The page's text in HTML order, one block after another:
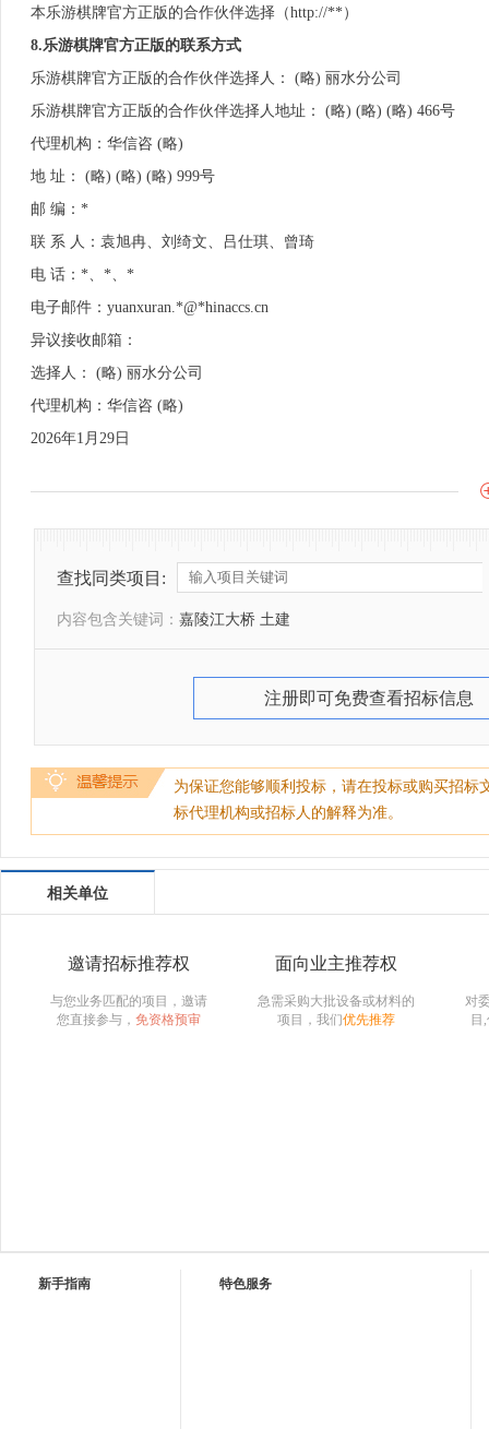
本乐游棋牌官方正版的合作伙伴选择（http://**）
8.乐游棋牌官方正版的联系方式
乐游棋牌官方正版的合作伙伴选择人： (略) 丽水分公司
乐游棋牌官方正版的合作伙伴选择人地址： (略) (略) (略) 466号
代理机构：华信咨 (略)
地 址： (略) (略) (略) 999号
邮 编：*
联 系 人：袁旭冉、刘绮文、吕仕琪、曾琦
电 话：*、*、*
电子邮件：yuanxuran.*@*hinaccs.cn
异议接收邮箱：
选择人： (略) 丽水分公司
代理机构：华信咨 (略)
2026年1月29日
查找同类项目:
内容包含关键词： 嘉陵江大桥 土建
注册即可免费查看招标信息
为保证您能够顺利投标，请在投标或购买招
标代理机构或招标人的解释为准。
相关单位
邀请招标推荐权
与您业务匹配的项目，邀请
您直接参与， 免资格预审
面向业主推荐权
急需采购大批设备或材料的
项目，我们优先推荐
对
目
新手指南 特色服务